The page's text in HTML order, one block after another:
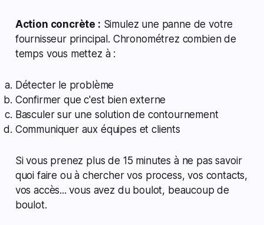
Action concrète : Simulez une panne de votre
fournisseur principal. Chronométrez combien de
temps vous mettez à :
Détecter le problème
Confirmer que c'est bien externe
Basculer sur une solution de contournement
Communiquer aux équipes et clients
Si vous prenez plus de 15 minutes à ne pas savoir
quoi faire ou à chercher vos process, vos contacts,
vos accès... vous avez du boulot, beaucoup de
boulot.